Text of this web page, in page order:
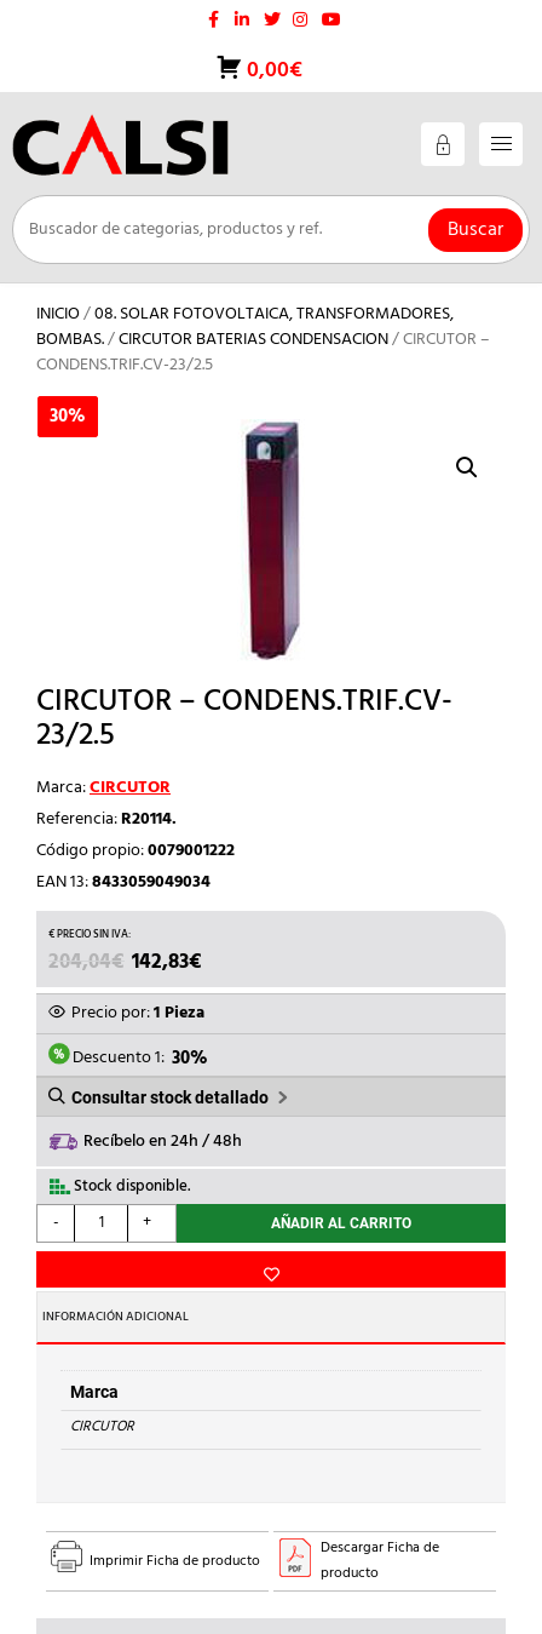
0,00€
Buscar
INICIO/08. SOLAR FOTOVOLTAICA, TRANSFORMADORES,
BOMBAS./CIRCUTOR BATERIAS CONDENSACION/ CIRCUTOR –
CONDENS.TRIF.CV-23/2.5
30%
CIRCUTOR – CONDENS.TRIF.CV-
23/2.5
Marca:CIRCUTOR
Referencia:R20114.
Código propio:0079001222
EAN 13:8433059049034
204,04€ EL
PRECIO
ORIGINAL
ERA:
204,04€.
142,83€
PRECIO
ACTUAL
ES:
142,83€.
Precio por:1 Pieza
Descuento 1: 30%
Consultar stock detallado
Recíbelo en 24h / 48h
Stock disponible.
-
CIRCUTOR
-
23/2.5
cantidad
+ AÑADIR AL CARRITO
INFORMACIÓN ADICIONAL
Marca
CIRCUTOR
30%
Imprimir Ficha de producto
Descargar Ficha de
producto